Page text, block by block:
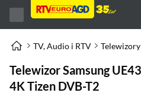
TV, Audio i RTV Telewizory
Telewizor Samsung
4K Tizen DVB-T2